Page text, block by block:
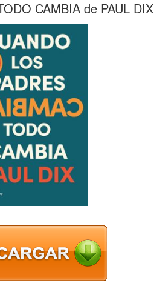
CAMBIA de PAUL DIX